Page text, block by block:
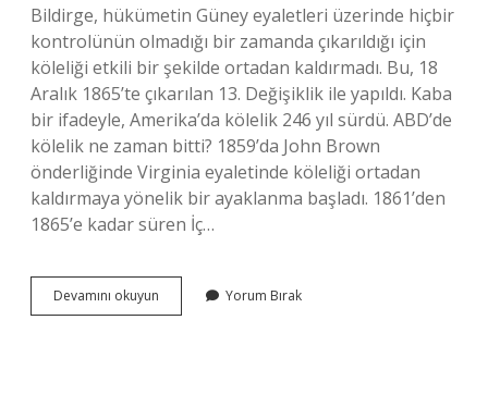
Bildirge, hükümetin Güney eyaletleri üzerinde hiçbir
kontrolünün olmadığı bir zamanda çıkarıldığı için
köleliği etkili bir şekilde ortadan kaldırmadı. Bu, 18
Aralık 1865’te çıkarılan 13. Değişiklik ile yapıldı. Kaba
bir ifadeyle, Amerika’da kölelik 246 yıl sürdü. ABD’de
kölelik ne zaman bitti? 1859’da John Brown
önderliğinde Virginia eyaletinde köleliği ortadan
kaldırmaya yönelik bir ayaklanma başladı. 1861’den
1865’e kadar süren İç…
Devamını okuyun
Kaç
Yorum Bırak